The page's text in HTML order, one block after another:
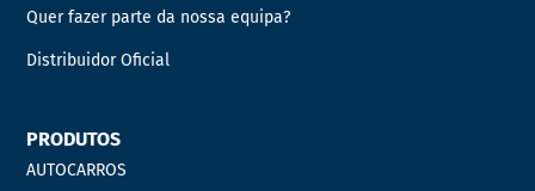
Quer fazer parte da nossa equipa?
Distribuidor Oficial
PRODUTOS
AUTOCARROS